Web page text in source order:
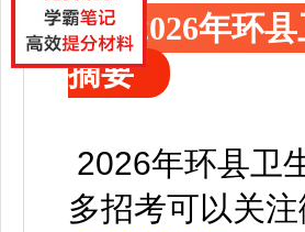
2026年环
摘要
2026年环县卫
多招考可以关注